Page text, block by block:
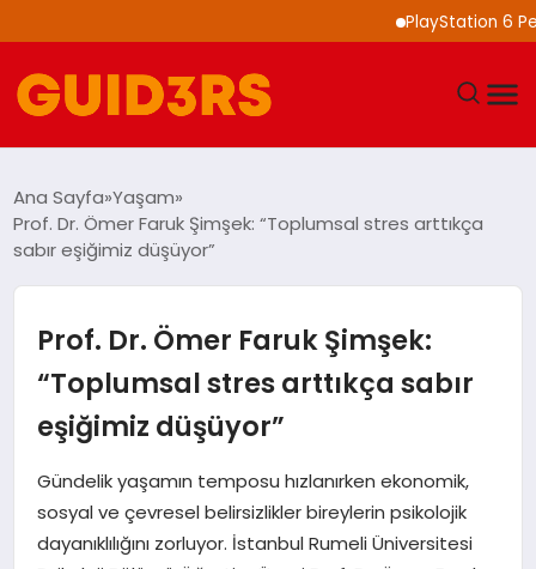
PlayStation 6
YAŞAM
SAĞLIK
EKONOMI
MAGAZIN
Ana Sayfa Yaşam
Prof. Dr. Ömer Faruk Şimşek: “Toplumsal stres arttıkça
sabır eşiğimiz düşüyor”
Prof. Dr. Ömer Faruk Şimşek:
“Toplumsal stres arttıkça sabır
eşiğimiz düşüyor”
Gündelik yaşamın temposu hızlanırken ekonomik,
sosyal ve çevresel belirsizlikler bireylerin psikolojik
dayanıklılığını zorluyor. İstanbul Rumeli Üniversitesi